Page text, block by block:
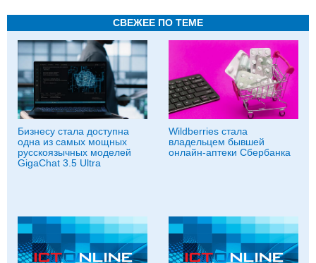
СВЕЖЕЕ ПО ТЕМЕ
Бизнесу стала доступна
одна из самых мощных
русскоязычных моделей
GigaChat 3.5 Ultra
Wildberries стала
владельцем бывшей
онлайн-аптеки Сбербанка